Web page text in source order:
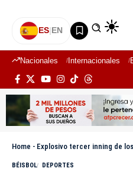
ES|EN
Nacionales Internacionales
Home - Explosivo tercer inning de los Rays:
BÉISBOL DEPORTES